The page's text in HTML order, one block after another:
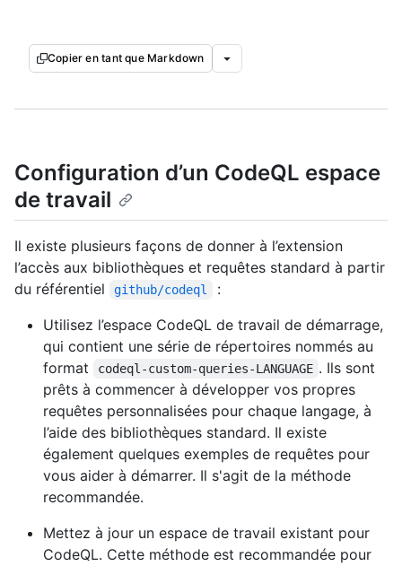
Copier en tant que Markdown
Configuration d’un CodeQL espace
de travail
Il existe plusieurs façons de donner à l’extension
l’accès aux bibliothèques et requêtes standard à partir
du référentiel
github/codeql
:
Utilisez l’espace CodeQL de travail de démarrage,
qui contient une série de répertoires nommés au
format
codeql-custom-queries-LANGUAGE . Ils sont
prêts à commencer à développer vos propres
requêtes personnalisées pour chaque langage, à
l’aide des bibliothèques standard. Il existe
également quelques exemples de requêtes pour
vous aider à démarrer. Il s'agit de la méthode
recommandée.
Mettez à jour un espace de travail existant pour
CodeQL. Cette méthode est recommandée pour